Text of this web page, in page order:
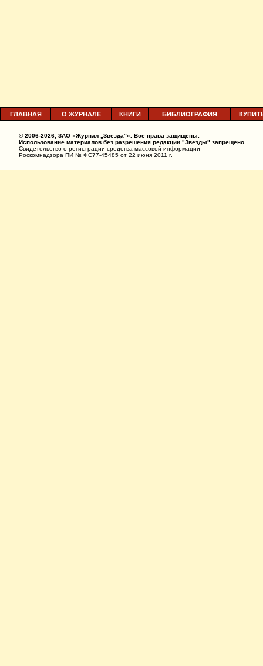
ГЛАВНАЯ О ЖУРНАЛЕ КНИГИ БИБЛИОГРАФИЯ
© 2006-2026, ЗАО «Журнал „Звезда”». Все права защищены.
Использование материалов без разрешения редакции "Звезды" запрещено
Свидетельство о регистрации средства массовой информации
Роскомнадзора ПИ № ФС77-45485 от 22 июня 2011 г.